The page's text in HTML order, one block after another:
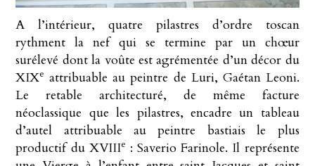
A l’intérieur, quatre pilastres d’ordre toscan
rythment la nef qui se termine par un chœur
surélevé dont la voûte est agrémentée d’un décor du
XIXe attribuable au peintre de Luri, Gaétan Leoni.
Le retable architecturé, de même facture
néoclassique que les pilastres, encadre un tableau
d’autel attribuable au peintre bastiais le plus
productif du XVIIIe : Saverio Farinole. Il représente